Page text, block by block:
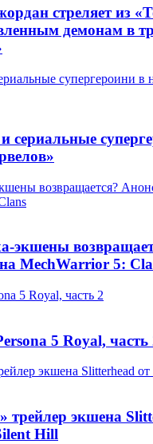
стреляет из
демонам в
супергероини в
сериальные
возвращается?
экшены
MechWarrior 5:
5 Royal, часть 2
5 Royal, часть
экшена Slitterhead
экшена
Hill